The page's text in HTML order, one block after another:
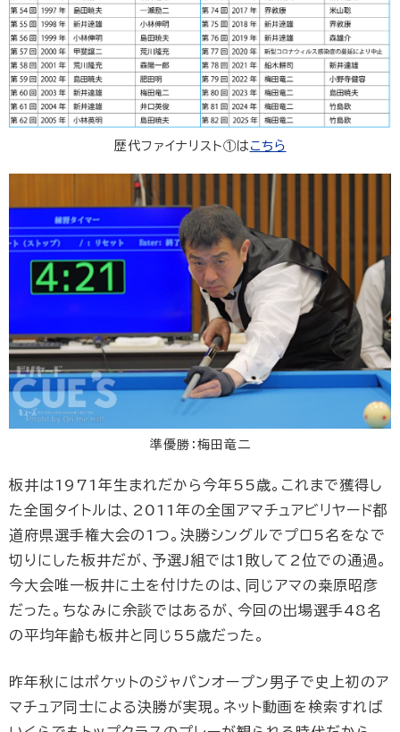
歴代ファイナリスト①は こちら
準優勝：梅田竜二
板井は1971年生まれだから今年55歳。これまで獲得し
た全国タイトルは、2011年の全国アマチュアビリヤード都
道府県選手権大会の1つ。決勝シングルでプロ5名をなで
切りにした板井だが、予選J組では1敗して2位での通過。
今大会唯一板井に土を付けたのは、同じアマの桒原昭彦
だった。ちなみに余談ではあるが、今回の出場選手48名
の平均年齢も板井と同じ55歳だった。
昨年秋にはポケットのジャパンオープン男子で史上初のア
マチュア同士による決勝が実現。ネット動画を検索すれば